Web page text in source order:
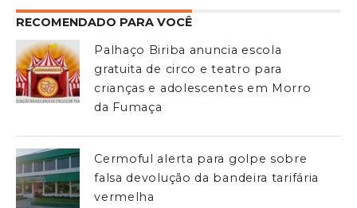
RECOMENDADO PARA VOCÊ
Palhaço Biriba anuncia escola
gratuita de circo e teatro para
crianças e adolescentes em Morro
da Fumaça
Cermoful alerta para golpe sobre
falsa devolução da bandeira tarifária
vermelha